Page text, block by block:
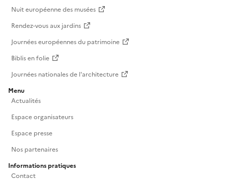
Nuit européenne des musées
Rendez-vous aux jardins
Journées européennes du patrimoine
Biblis en folie
Journées nationales de l'architecture
Menu
Actualités
Espace organisateurs
Espace presse
Nos partenaires
Informations pratiques
Contact